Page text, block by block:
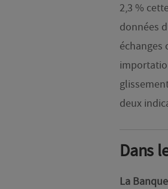
2,3 %
données
échanges
deux
Dans
La